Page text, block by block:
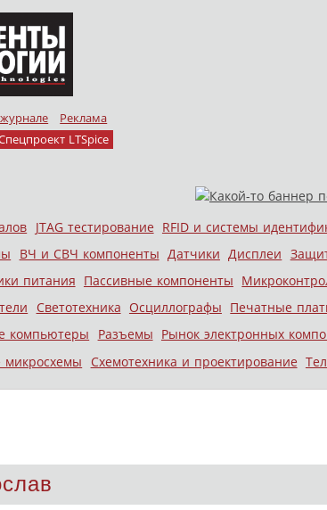
Реклама
LTSpice
JTAG тестирование RFID и системы
ВЧ и СВЧ компоненты Датчики Дисплеи
питания Пассивные компоненты
Светотехника Осциллографы Печатные
компьютеры
Разъемы Рынок электронных
микросхемы
Схемотехника и проектирование